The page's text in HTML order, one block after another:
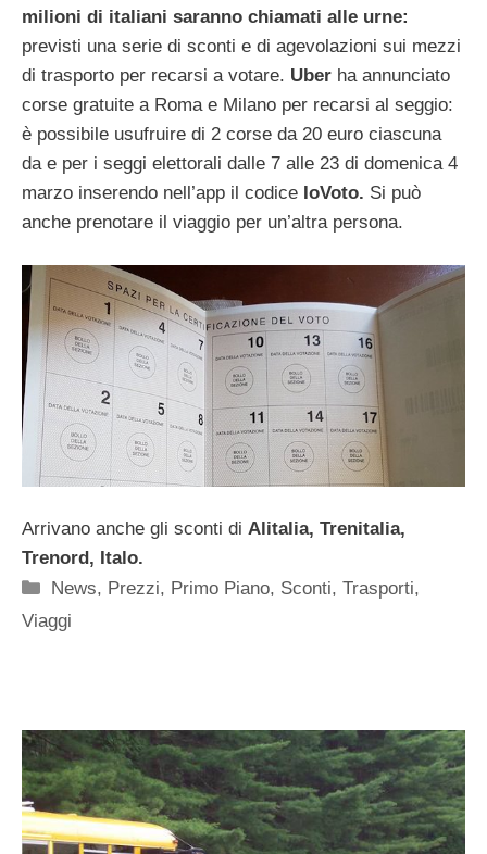
milioni di italiani saranno chiamati alle urne:
previsti una serie di sconti e di agevolazioni sui mezzi
di trasporto per recarsi a votare. Uber ha annunciato
corse gratuite a Roma e Milano per recarsi al seggio:
è possibile usufruire di 2 corse da 20 euro ciascuna
da e per i seggi elettorali dalle 7 alle 23 di domenica 4
marzo inserendo nell’app il codice IoVoto. Si può
anche prenotare il viaggio per un’altra persona.
Arrivano anche gli sconti di Alitalia, Trenitalia,
Trenord, Italo.
Categorie
News, Prezzi, Primo Piano, Sconti,Trasporti,
Viaggi